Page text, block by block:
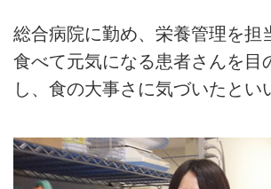
総合病院に勤め、栄養管理を担
食べて元気になる患者さんを目
し、食の大事さに気づいたとい